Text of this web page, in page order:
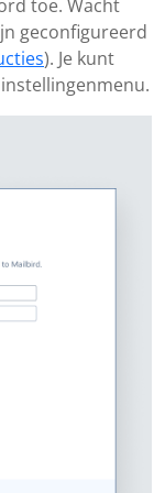
toe. Wacht
geconfigureerd
). Je kunt